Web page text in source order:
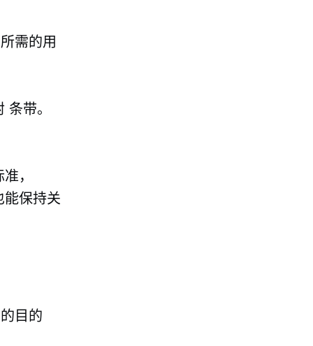
需的用
条带。
，
能保持关
目的